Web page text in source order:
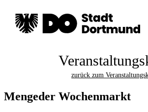
zurück zum
Mengeder Wochenmarkt